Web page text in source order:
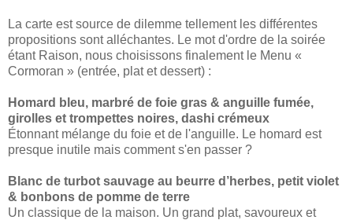
La carte est source de dilemme tellement les différentes
propositions sont alléchantes. Le mot d'ordre de la soirée
étant Raison, nous choisissons finalement le Menu «
Cormoran » (entrée, plat et dessert) :
Homard bleu, marbré de foie gras & anguille fumée,
girolles et trompettes noires, dashi crémeux
Étonnant mélange du foie et de l'anguille. Le homard est
presque inutile mais comment s'en passer ?
Blanc de turbot sauvage au beurre d’herbes, petit violet
& bonbons de pomme de terre
Un classique de la maison. Un grand plat, savoureux et